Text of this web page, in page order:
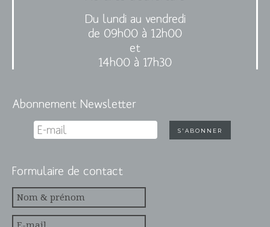
Du lundi au vendredi
de 09h00 à 12h00
et
14h00 à 17h30
Abonnement Newsletter
Formulaire de contact